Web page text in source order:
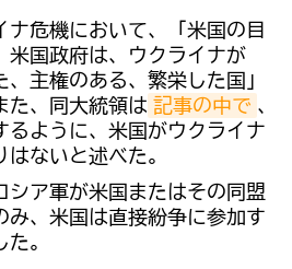
ナ危機において、「米国の目
米国政府は、ウクライナが
、主権のある、繁栄した国」
た、同大統領は 記事の中で 、
るように、米国がウクライナ
ないと述べた。
シア軍が米国またはその同盟
み、米国は直接紛争に参加す
。